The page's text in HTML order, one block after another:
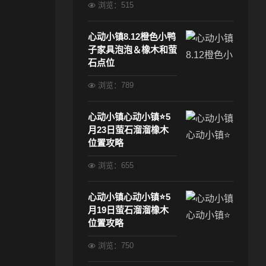
浏览：515
心动小镇8.12橙色小鸭
子家具泡泡＆橡木和萤
石点位
浏览：789
心动小镇心动小镇⭐5
月23日萤石溜溜橡木
位置攻略
浏览：655
心动小镇心动小镇⭐5
月19日萤石溜溜橡木
位置攻略
浏览：750